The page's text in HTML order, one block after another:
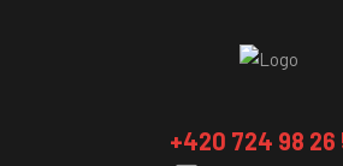
+420 724 98 26